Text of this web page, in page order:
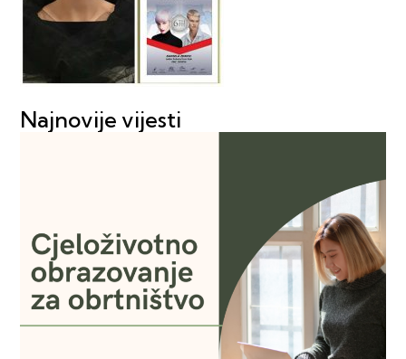
Najnovije vijesti